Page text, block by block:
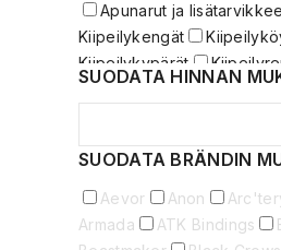
Apunarut ja
Kiipeilykengät
Kiipeilykypärät
Kiipeilypaketit
Laskeutumis- eli
Mankka
Mankkapussit ja
Puoliköydet
Slingit
Sulkurenkaat
lukittavat
SUODATA HINNAN
SUODATA BRÄNDIN
Aevor Anon
Armada
ATK Bindings